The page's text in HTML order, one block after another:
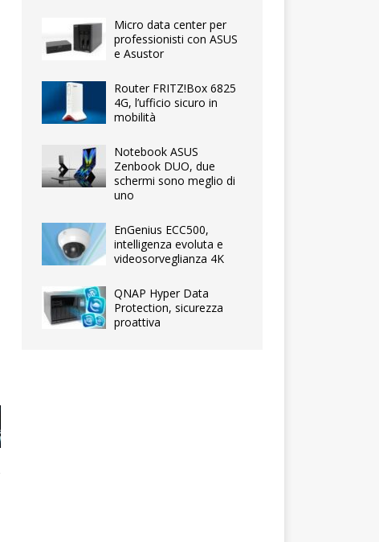
Micro data center per
professionisti con ASUS
e Asustor
Router FRITZ!Box 6825
4G, l’ufficio sicuro in
mobilità
Notebook ASUS
Zenbook DUO, due
schermi sono meglio di
uno
EnGenius ECC500,
intelligenza evoluta e
videosorveglianza 4K
QNAP Hyper Data
Protection, sicurezza
proattiva